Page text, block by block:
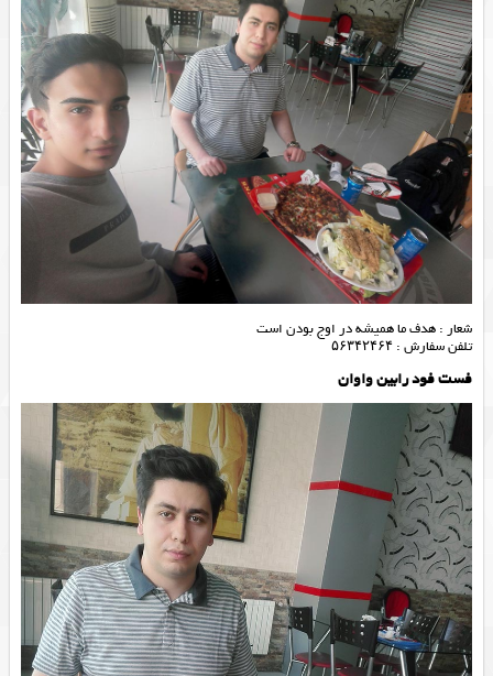
شعار : هدف ما همیشه در اوج بودن است
تلفن سفارش : ۵۶۳۴۲۴۶۴
فست فود رابین واوان